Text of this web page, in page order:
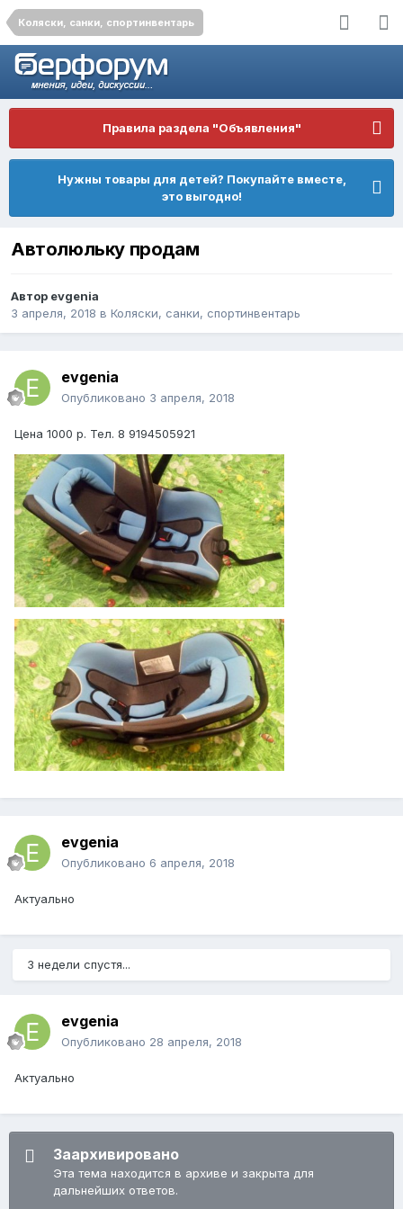
Коляски, санки, спортинвентарь
Правила раздела "Объявления"
Нужны товары для детей? Покупайте вместе,
это выгодно!
Автолюльку продам
Автор evgenia
3 апреля, 2018 в Коляски, санки, спортинвентарь
evgenia
Опубликовано 3 апреля, 2018
Цена 1000 р. Тел. 8 9194505921
evgenia
Опубликовано 6 апреля, 2018
Актуально
3 недели спустя...
evgenia
Опубликовано 28 апреля, 2018
Актуально
Заархивировано
Эта тема находится в архиве и закрыта для
дальнейших ответов.